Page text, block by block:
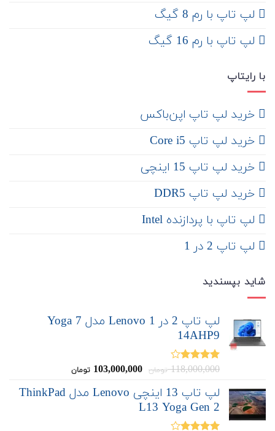
لپ تاپ با رم 8 گیگ
لپ تاپ با رم 16 گیگ
با رایتاپ
‌ خرید لپ تاپ اپن‌باکس
خرید لپ تاپ Core i5
‌‌ خرید لپ تاپ 15 اینچی
خرید لپ تاپ DDR5
لپ تاپ با پردازنده Intel
لپ تاپ 2 در 1
شاید بپسندید
لپ تاپ 2 در 1 Lenovo مدل Yoga 7
14AHP9
نمره
118,000,000 تومان
قیمت
118,000,000
تومان
103,000,000 تومانقیمت
103,000,000
لپ تاپ 13 اینچی Lenovo مدل ThinkPad
L13 Yoga Gen 2